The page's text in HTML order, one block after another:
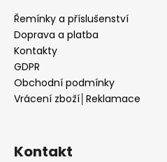
Řemínky a příslušenství
Doprava a platba
Kontakty
GDPR
Obchodní podmínky
Vrácení zboží│Reklamace
Kontakt